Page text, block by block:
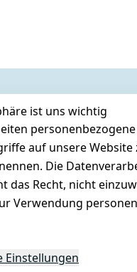
ist uns wichtig
auf unsere
Die
Recht, nicht
Verwendung
Einstellungen